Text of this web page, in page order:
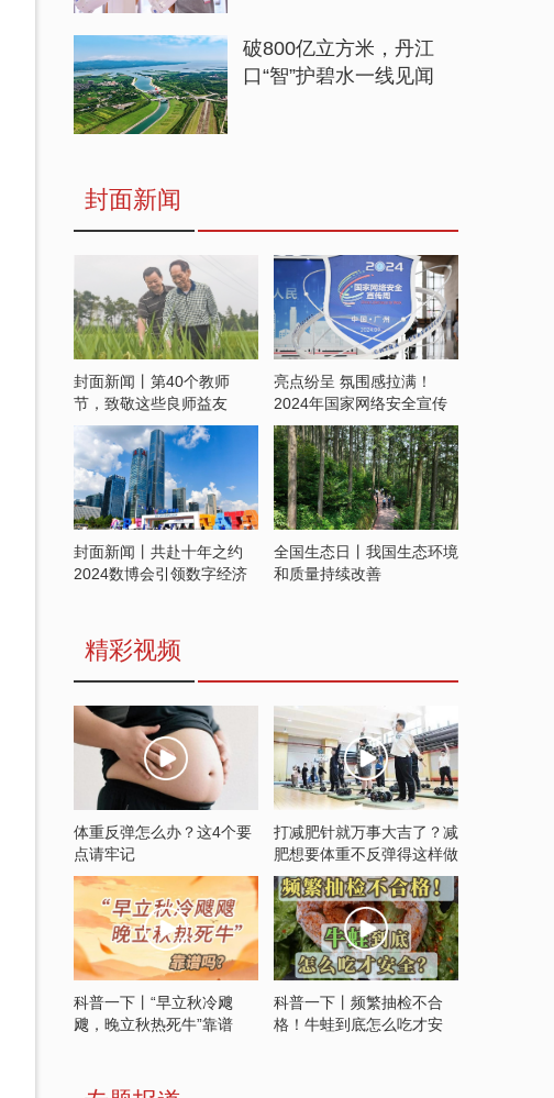
破800亿立方米，丹江
口“智”护碧水一线见闻
封面新闻
封面新闻丨第40个教师
节，致敬这些良师益友
亮点纷呈 氛围感拉满！
2024年国家网络安全宣传
周开启
封面新闻丨共赴十年之约
2024数博会引领数字经济
全国生态日丨我国生态环境
和质量持续改善
精彩视频
体重反弹怎么办？这4个要
点请牢记
打减肥针就万事大吉了？减
肥想要体重不反弹得这样做
科普一下丨“早立秋冷飕
飕，晚立秋热死牛”靠谱
科普一下丨频繁抽检不合
格！牛蛙到底怎么吃才安